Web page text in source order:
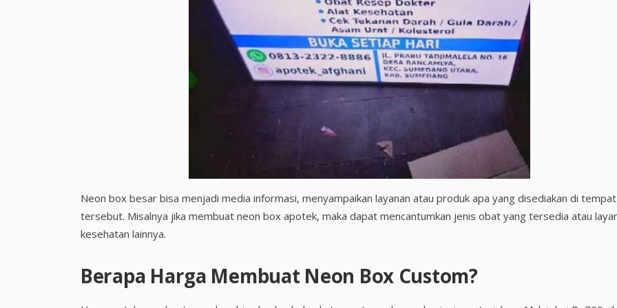
Neon box besar bisa menjadi media informasi, menyampaikan layanan atau produk apa yang disediakan di tempat
tersebut. Misalnya jika membuat neon box apotek, maka dapat mencantumkan jenis obat yang tersedia atau
kesehatan lainnya.
Berapa Harga Membuat Neon Box Custom?